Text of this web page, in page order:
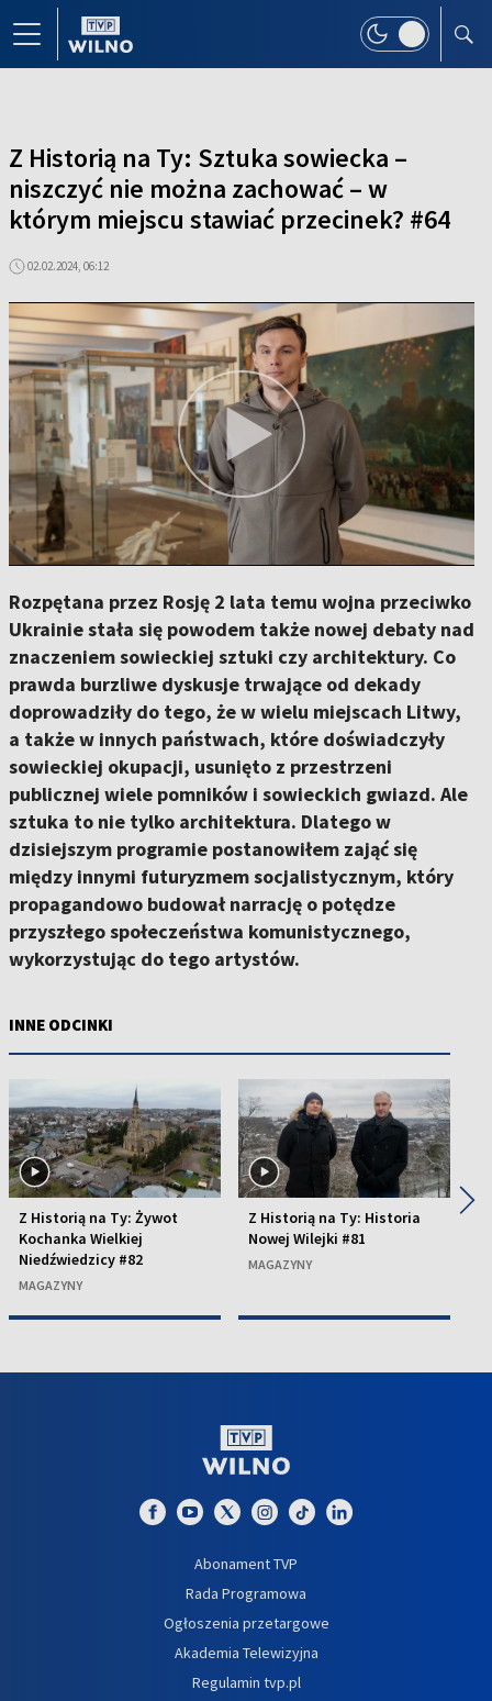
Z Historią na Ty: Sztuka sowiecka –
niszczyć nie można zachować – w
którym miejscu stawiać przecinek? #64
02.02.2024, 06:12
Rozpętana przez Rosję 2 lata temu wojna przeciwko
Ukrainie stała się powodem także nowej debaty nad
znaczeniem sowieckiej sztuki czy architektury. Co
prawda burzliwe dyskusje trwające od dekady
doprowadziły do tego, że w wielu miejscach Litwy,
a także w innych państwach, które doświadczyły
sowieckiej okupacji, usunięto z przestrzeni
publicznej wiele pomników i sowieckich gwiazd. Ale
sztuka to nie tylko architektura. Dlatego w
dzisiejszym programie postanowiłem zająć się
między innymi futuryzmem socjalistycznym, który
propagandowo budował narrację o potędze
przyszłego społeczeństwa komunistycznego,
wykorzystując do tego artystów.
INNE ODCINKI
Z Historią na Ty: Żywot
Kochanka Wielkiej
Niedźwiedzicy #82
MAGAZYNY
Z Historią na Ty: Historia
Nowej Wilejki #81
MAGAZYNY
▶
Abonament TVP
Rada Programowa
Ogłoszenia przetargowe
Akademia Telewizyjna
Regulamin tvp.pl